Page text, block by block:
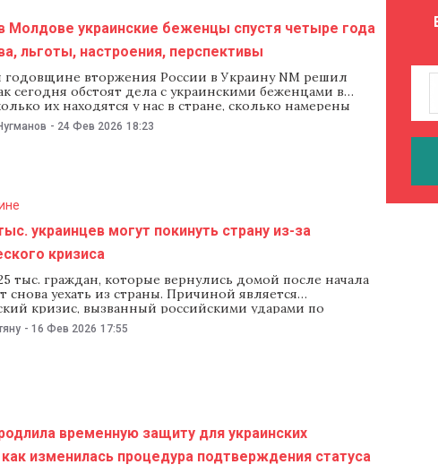
Молдове украинские беженцы спустя четыре года
льготы, настроения, перспективы
годовщине вторжения России в Украину NM решил
сегодня обстоят дела с украинскими беженцами в
их находятся у нас в стране, сколько намерены
завершения войны, и с какими проблемами они
Сколько украинских беженцев в Молдове? Во всем
- 24 Фев 2026 18:23
украинцев могут покинуть страну из-за
кризиса
тыс. граждан, которые вернулись домой после начала
снова уехать из страны. Причиной является
кризис, вызванный российскими ударами по
инфраструктуре страны и тяжелые погодные условия.
Международной организации по миграции (МОМ),
- 16 Фев 2026 17:55
временную защиту для украинских
изменилась процедура подтверждения статуса